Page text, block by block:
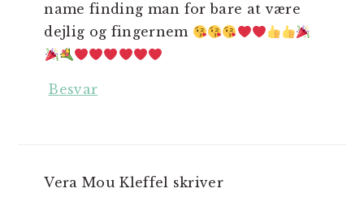
name finding man for bare at være
dejlig og fingernem
Besvar
Vera Mou Kleffel skriver